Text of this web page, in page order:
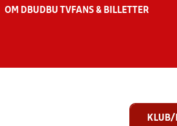
OM DBU DBU TV FANS & BILLETTER
KLUB/